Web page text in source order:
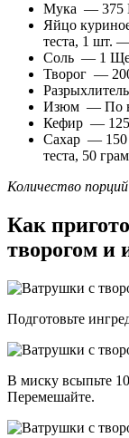
Мука — 375
Яйцо
теста, 1 шт.
Соль — 1
Творог —
Изюм — По
Кефир —
Сахар — 150
теста, 50
Количество
Как
творогом и
Подготовьте
В миску всыпьте
Перемешайте.